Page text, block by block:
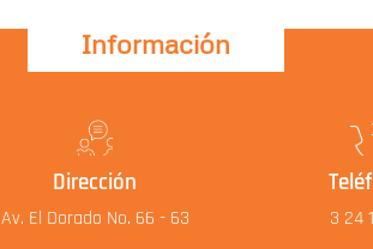
Información
Dirección
Av. El Dorado No. 66 - 63 3 24